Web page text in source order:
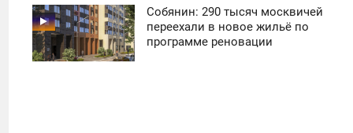
Собянин: 290 тысяч москвичей
переехали в новое жильё по
программе реновации